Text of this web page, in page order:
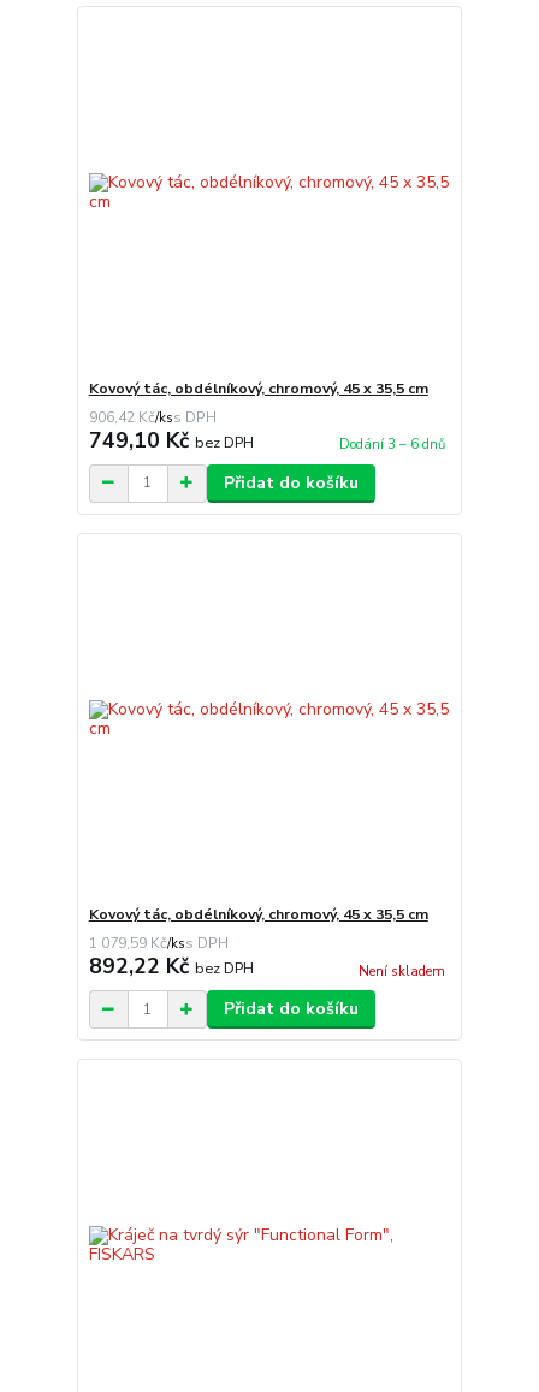
Kovový tác, obdélníkový, chromový, 45 x 35,5 cm
906,42 Kč/ks
749,10 Kč bez DPH Dodání 3 – 6 dnů
Přidat do košíku
Kovový tác, obdélníkový, chromový, 45 x 35,5 cm
1 079,59 Kč/ks
892,22 Kč bez DPH Není skladem
Přidat do košíku